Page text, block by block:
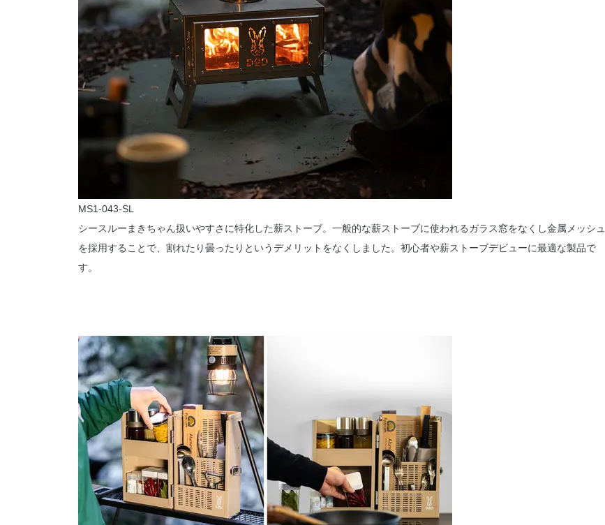
MS1-043-SL
シースルーまきちゃん扱いやすさに特化した薪ストーブ。一般的な薪ストーブに使われるガラス窓をなくし金属メッシュ
を採用することで、割れたり曇ったりというデメリットをなくしました。初心者や薪ストーブデビューに最適な製品で
す。